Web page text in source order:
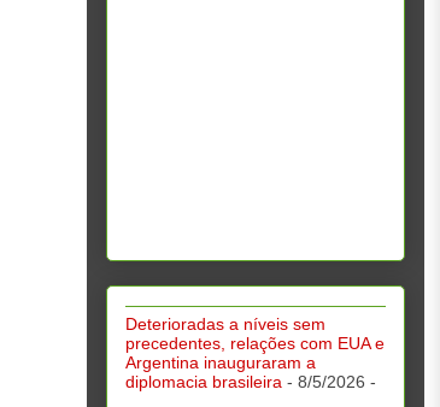
Deterioradas a níveis sem
precedentes, relações com EUA e
Argentina inauguraram a
diplomacia brasileira - 8/5/2026 -